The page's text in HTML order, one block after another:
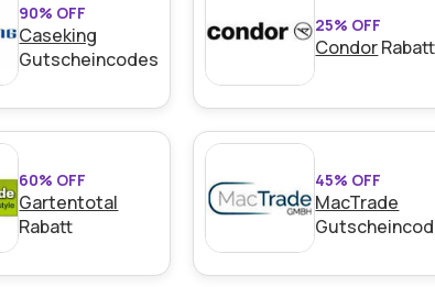
90% OFF
Caseking
Gutscheincodes
25% OFF
CondorRabatt
60% OFF
Gartentotal
Rabatt
45% OFF
MacTrade